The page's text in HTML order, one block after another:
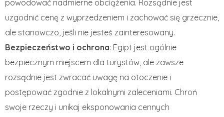
powodować nadmierne obciążenia. Rozsądnie jest
uzgodnić cenę z wyprzedzeniem i zachować się grzecznie,
ale stanowczo, jeśli nie jesteś zainteresowany.
Bezpieczeństwo i ochrona: Egipt jest ogólnie
bezpiecznym miejscem dla turystów, ale zawsze
rozsądnie jest zwracać uwagę na otoczenie i
postępować zgodnie z lokalnymi zaleceniami. Chroń
swoje rzeczy i unikaj eksponowania cennych